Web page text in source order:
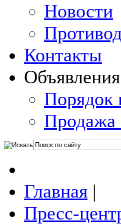
Новости
Контакты
Объявления
Порядок
Продажа
Главная |
Пресс-